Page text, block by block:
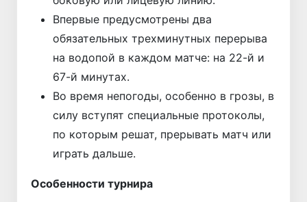
Впервые предусмотрены два
обязательных трехминутных перерыва
на водопой в каждом матче: на 22-й и
67-й минутах.
Во время непогоды, особенно в грозы, в
силу вступят специальные протоколы,
по которым решат, прерывать матч или
играть дальше.
Особенности турнира